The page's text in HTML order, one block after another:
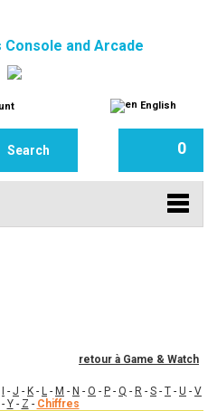
Console and Arcade
English
0
retour à Game & Watch
- J - K - L - M - N - O - P - Q - R - S - T - U - V
- Y- Z - Chiffres